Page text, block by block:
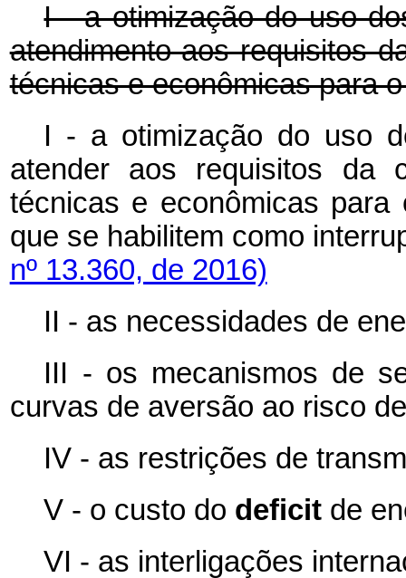
I - a otimização do uso
atendimento aos requisitos
técnicas e econômicas para
I - a otimização do uso
atender aos requisitos da
técnicas e econômicas
que se habilitem como
nº 13.360, de 2016)
II - as necessidades de
III - os mecanismos de
curvas de aversão ao risco
IV - as restrições de
V - o custo do deficit de
VI - as interligações